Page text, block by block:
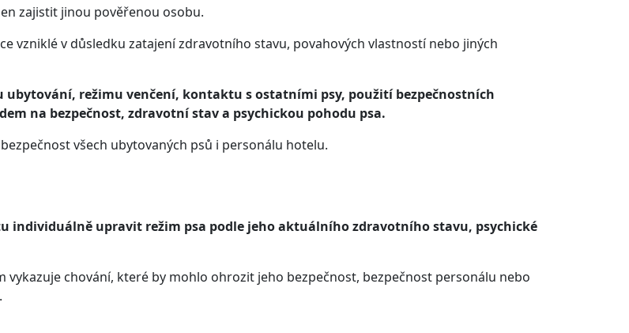
zajistit jinou pověřenou osobu.
vzniklé v důsledku zatajení zdravotního stavu, povahových vlastností nebo jiných
ubytování, režimu venčení, kontaktu s ostatními psy, použití bezpečnostních
na bezpečnost, zdravotní stav a psychickou pohodu psa.
všech ubytovaných psů i personálu hotelu.
individuálně upravit režim psa podle jeho aktuálního zdravotního stavu, psychické
chování, které by mohlo ohrozit jeho bezpečnost, bezpečnost personálu nebo